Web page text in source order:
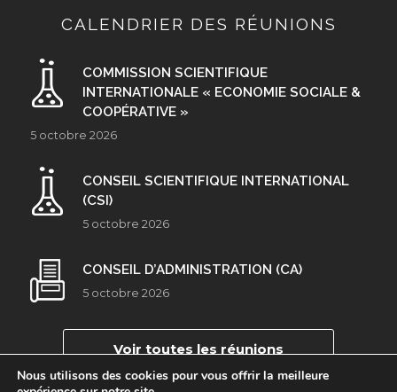
CALENDRIER DES RÉUNIONS
COMMISSION SCIENTIFIQUE
INTERNATIONALE « ECONOMIE SOCIALE &
COOPÉRATIVE »
5 octobre 2026
CONSEIL SCIENTIFIQUE INTERNATIONAL
(CSI)
5 octobre 2026
CONSEIL D’ADMINISTRATION (CA)
5 octobre 2026
Voir toutes les réunions
Nous utilisons des cookies pour vous offrir la meilleure